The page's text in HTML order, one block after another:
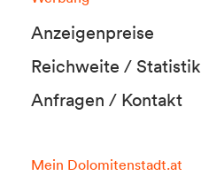
Anzeigenpreise
Reichweite / Statistik
Anfragen / Kontakt
Mein Dolomitenstadt.at